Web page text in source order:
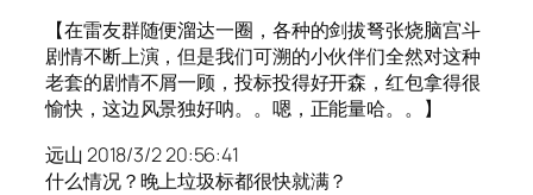
【在雷友群随便溜达一圈，各种的剑拔弩张烧脑宫斗
剧情不断上演，但是我们可溯的小伙伴们全然对这种
老套的剧情不屑一顾，投标投得好开森，红包拿得很
愉快，这边风景独好呐。。嗯，正能量哈。。】
远山 2018/3/2 20:56:41
什么情况？晚上垃圾标都很快就满？